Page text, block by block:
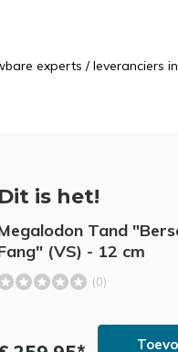
experts / leveranciers
Dit is het!
Tand
(VS) - 12 cm
(0)